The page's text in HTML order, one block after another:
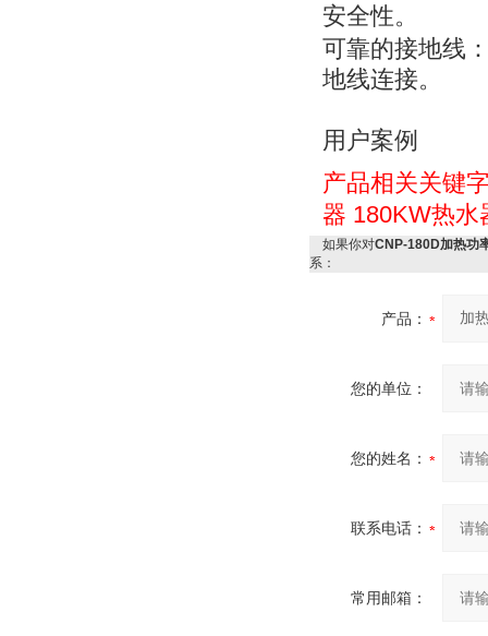
安全性。
可靠的接地线
地线连接。
用户案例
产品相关关键
器 180KW热水
如果你对CNP-180D加热功
系：
产品：
您的单位：
您的姓名：
联系电话：
常用邮箱：